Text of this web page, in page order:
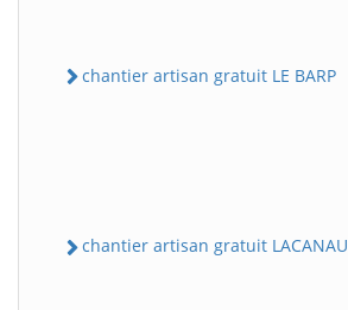
chantier artisan gratuit LE BARP
chantier artisan gratuit LACANAU